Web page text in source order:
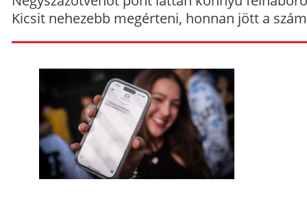
Kicsit nehezebb megérteni, honnan jött a